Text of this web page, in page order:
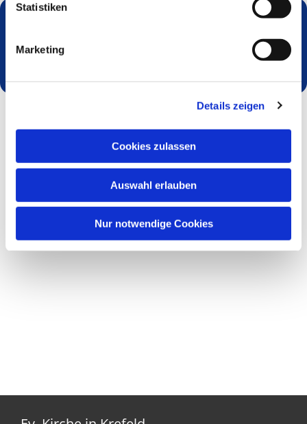
Statistiken
Marketing
Details zeigen
Cookies zulassen
Auswahl erlauben
Nur notwendige Cookies
Dies könnte Sie auch interessieren